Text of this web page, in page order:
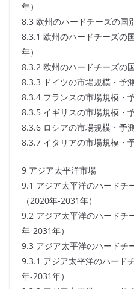
年）
8.3 欧州のハードチーズの国
8.3.1 欧州のハードチーズの
年）
8.3.2 欧州のハードチーズの
8.3.3 ドイツの市場規模・予
8.3.4 フランスの市場規模・
8.3.5 イギリスの市場規模・
8.3.6 ロシアの市場規模・予
8.3.7 イタリアの市場規模・
9 アジア太平洋市場
9.1 アジア太平洋のハードチ
（2020年-2031年）
9.2 アジア太平洋のハードチ
年-2031年）
9.3 アジア太平洋のハードチ
9.3.1 アジア太平洋のハード
年-2031年）